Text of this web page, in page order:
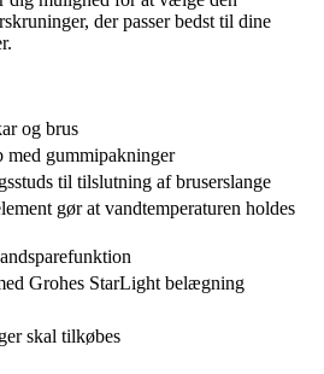
der passer bedst til dine
og brus
med gummipakninger
til tilslutning af bruserslange
gør at vandtemperaturen holdes
Grohes StarLight belægning
skal tilkøbes